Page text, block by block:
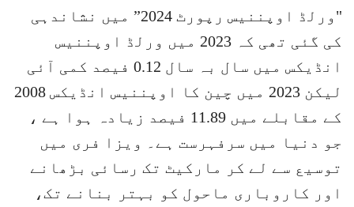
"ورلڈ اوپننیس رپورٹ 2024” میں نشاندہی
کی گئی تھی کہ 2023 میں ورلڈ اوپننیس
انڈیکس میں سال بہ سال 0.12 فیصد کمی آئی
لیکن 2023 میں چین کا اوپننیس انڈیکس 2008
کے مقابلے میں 11.89 فیصد زیادہ ہوا ہے ،
جو دنیا میں سرفہرست ہے۔ ویزا فری میں
توسیع سے لے کر مارکیٹ تک رسائی بڑھانے
اور کاروباری ماحول کو بہتر بنانے تک،